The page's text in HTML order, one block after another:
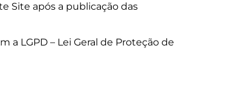
Site após a publicação das
a LGPD – Lei Geral de Proteção de